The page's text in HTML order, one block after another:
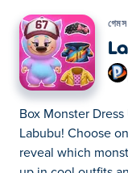
গেমস
Box Monster
Labubu! Choose
reveal which